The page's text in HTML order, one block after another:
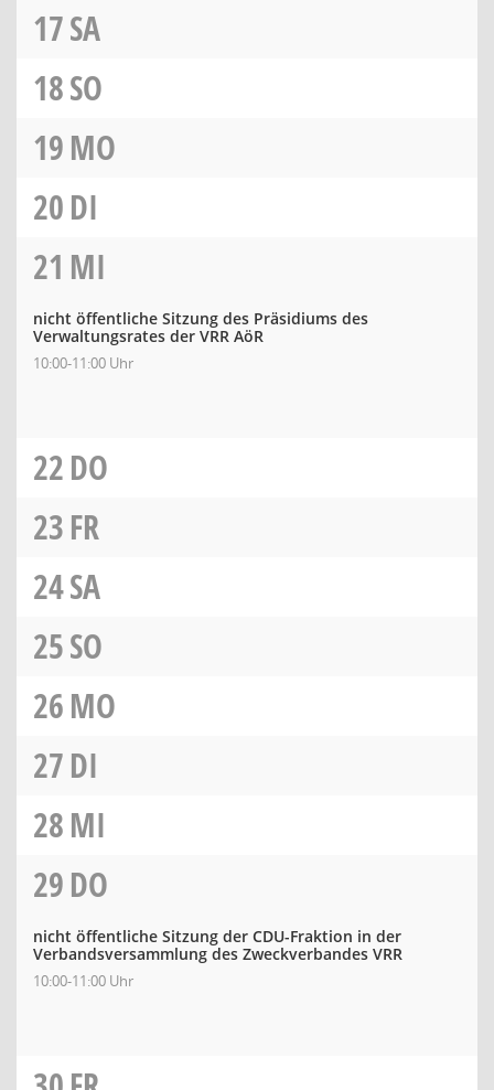
17SA
18SO
19MO
20DI
21 MI
nicht öffentliche Sitzung des Präsidiums des
Verwaltungsrates der VRR AöR
10:00-11:00 Uhr
22DO
23FR
24SA
25SO
26MO
27DI
28MI
29DO
nicht öffentliche Sitzung der CDU-Fraktion in der
Verbandsversammlung des Zweckverbandes VRR
10:00-11:00 Uhr